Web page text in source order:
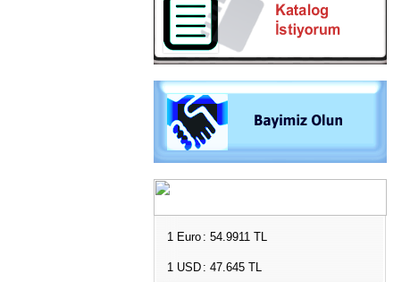
1 Euro : 54.9911 TL
1 USD : 47.645 TL